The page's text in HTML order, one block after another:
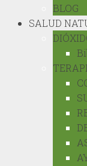
BLOG
SALUD